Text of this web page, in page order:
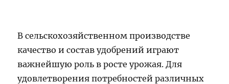
В сельскохозяйственном производстве
качество и состав удобрений играют
важнейшую роль в росте урожая. Для
удовлетворения потребностей различных